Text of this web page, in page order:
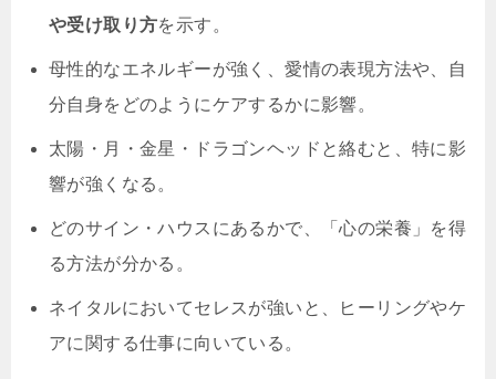
や受け取り方を示す。
母性的なエネルギーが強く、愛情の表現方法や、自
分自身をどのようにケアするかに影響。
太陽・月・金星・ドラゴンヘッドと絡むと、特に影
響が強くなる。
どのサイン・ハウスにあるかで、「心の栄養」を得
る方法が分かる。
ネイタルにおいてセレスが強いと、ヒーリングやケ
アに関する仕事に向いている。